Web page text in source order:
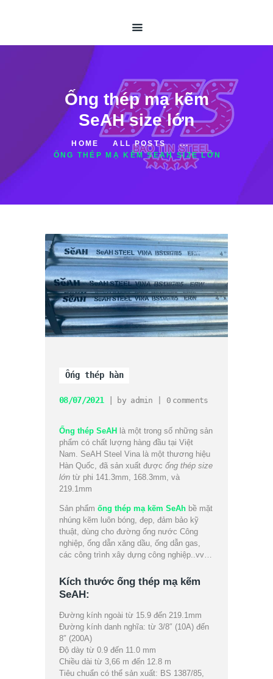
Ống thép mạ kẽm
SeAH size lớn
HOME ALL POSTS
...
ỐNG THÉP MẠ KẼM SEAH SIZE LỚN
ỐNG THÉP HÀN
ỐNG THÉP ĐÚC
THÉP HỘP
TIN TỨC
LIÊN HỆ
Ống thép hàn
08/07/2021 by admin 0 comments
Ống thép SeAH là một trong số những sản
phẩm có chất lượng hàng đầu tại Việt
Nam. SeAH Steel Vina là một thương hiệu
Hàn Quốc, đã sản xuất đượcống thép size
lớn từ phi 141.3mm, 168.3mm, và
219.1mm
Sản phẩmống thép mạ kẽm SeAh bề mặt
nhúng kẽm luôn bóng, đẹp, đảm bảo kỹ
thuật, dùng cho đường ống nước Công
nghiệp, ống dẫn xăng dầu, ống dẫn gas,
các công trình xây dựng công nghiệp..vv…
Kích thước ống thép mạ kẽm
SeAH:
Đường kính ngoài từ 15.9 đến 219.1mm
Đường kính danh nghĩa: từ 3/8″ (10A) đến
8″ (200A)
Độ dày từ 0.9 đến 11.0 mm
Chiều dài từ 3,66 m đến 12.8 m
Tiêu chuẩn có thể sản xuất: BS 1387/85,